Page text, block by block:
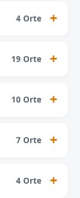
4 Orte
19 Orte
10 Orte
7 Orte
4 Orte